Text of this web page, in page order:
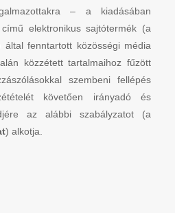
– a kiadásában
című elektronikus sajtótermék (a
által fenntartott közösségi média
közzétett tartalmaihoz fűzött
szembeni fellépés
követően irányadó és
az alábbi szabályzatot (a
) alkotja.